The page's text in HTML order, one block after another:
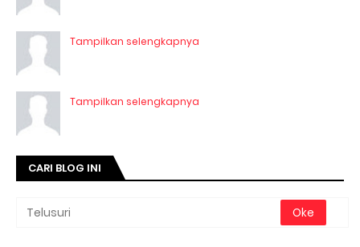
Tampilkan selengkapnya
Tampilkan selengkapnya
CARI BLOG INI